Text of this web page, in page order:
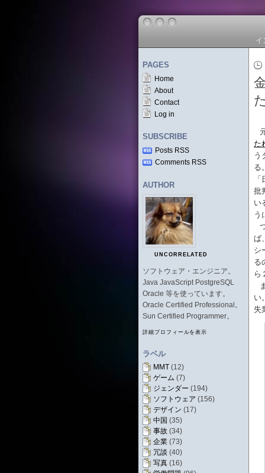
イ
PAGES
Home
About
Contact
Log in
SUBSCRIBE
Posts RSS
Comments RSS
AUTHOR
UNCORRELATED
ソフトウェア・エンジニア。
Java JavaScript PostgreSQL
Oracle 等を使っています。
Oracle Certified Professional。
Sun Certified Programmer。
詳細プロフィールを表示
ラベル
MMT (12)
ゲーム (7)
ジェンダー (194)
ソフトウェア (156)
デザイン (17)
中国 (35)
事故 (34)
企業 (73)
冗談 (40)
写真 (16)
た
う
る
批
い
う
ば
シ
る
ら
い
失